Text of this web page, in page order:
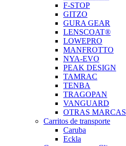
F-STOP
GITZO
GURA GEAR
LENSCOAT®
LOWEPRO
MANFROTTO
NYA-EVO
PEAK DESIGN
TAMRAC
TENBA
TRAGOPAN
VANGUARD
OTRAS MARCAS
Carritos de transporte
Caruba
Eckla